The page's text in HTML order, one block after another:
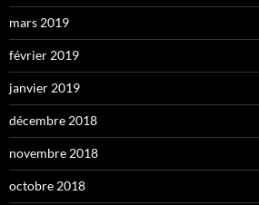
mars 2019
février 2019
janvier 2019
décembre 2018
novembre 2018
octobre 2018